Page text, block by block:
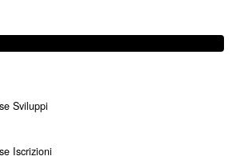
Sviluppi
Iscrizioni